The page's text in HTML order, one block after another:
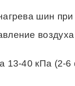
шин
13-40 кПа (2-